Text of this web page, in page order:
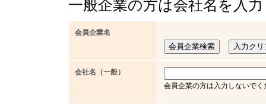
一般企業の方は会社名を入
会員企業名
会社名（一般）
会員企業の方は入力しないで